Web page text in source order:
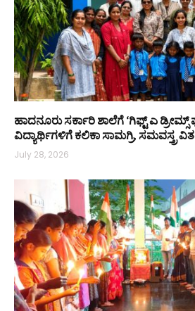
ಹಾದನೂರು ಸರ್ಕಾರಿ ಶಾಲೆಗೆ ‘ಗಿಫ್ಟ್ ಎ
ವಿದ್ಯಾರ್ಥಿಗಳಿಗೆ ಕಲಿಕಾ ಸಾಮಗ್ರಿ, ಸಮವಸ್ತ್ರ
July 28, 2026